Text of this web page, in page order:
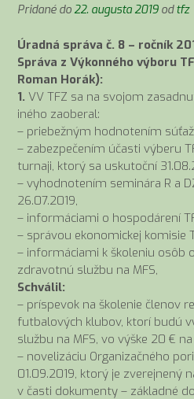
Pridané do22. augusta 2019 odtfz
Úradná správa č. 8 – ročník
Správa z Výkonného výboru
Roman Horák):
1. VV TFZ sa na svojom
iného zaoberal:
– priebežným hodnotením
– zabezpečením účasti výberu
turnaji, ktorý sa uskutoční
– vyhodnotením seminára R a
26.07.2019,
– informáciami o hospodárení
– správou ekonomickej komisie
– informáciami k školeniu osôb
zdravotnú službu na MFS,
Schválil:
– príspevok na školenie členov
futbalových klubov, ktorí budú
službu na MFS, vo výške 20 €
– novelizáciu Organizačného
01.09.2019, ktorý je zverejnený
v časti dokumenty – základné